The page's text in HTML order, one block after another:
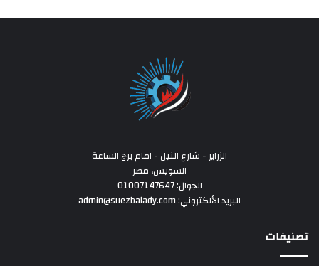
الزراير - شارع النيل - امام برج الساعة
السويس، مصر
الجوال: 01007147647
البريد الألكتروني: admin@suezbalady.com
تصنيفات